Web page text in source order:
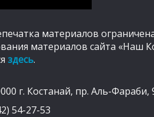
материалов
материалов сайта «Наш
здесь.
г. Костанай, пр. Аль-Фараби,
54-27-53